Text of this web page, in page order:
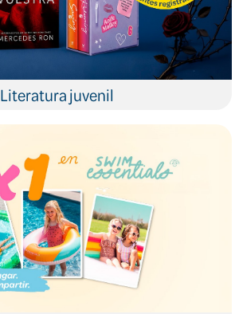
Literatura juvenil